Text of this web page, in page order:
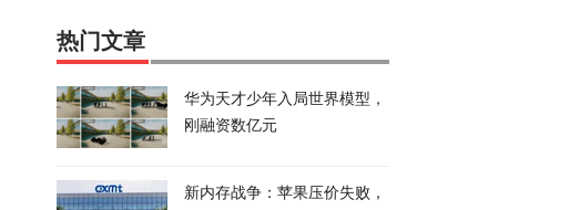
热门文章
华为天才少年入局世界模型，
刚融资数亿元
新内存战争：苹果压价失败，